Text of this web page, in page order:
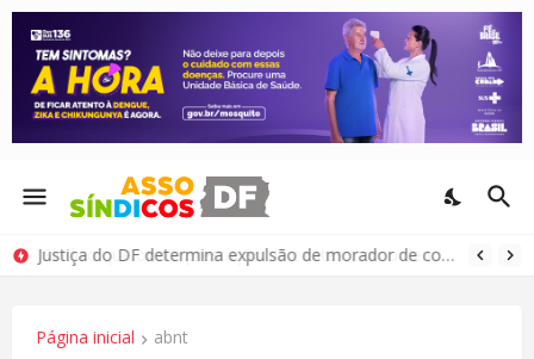
Justiça do DF determina expulsão de morador de condomínio por comportamento antissocial
Página inicial abnt